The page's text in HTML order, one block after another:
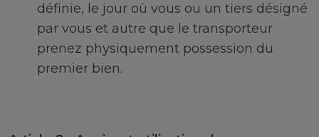
définie, le jour où vous ou un tiers désigné
par vous et autre que le transporteur
prenez physiquement possession du
premier bien.